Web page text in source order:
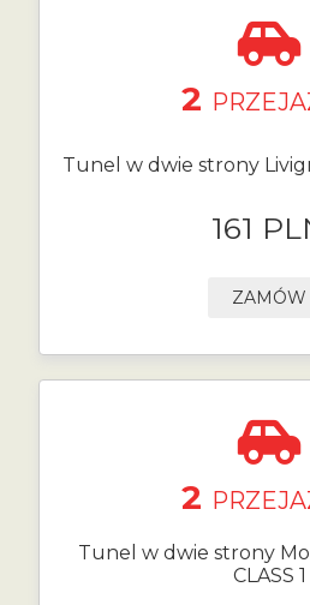
2
Tunel w dwie strony
161
ZAMÓW
2
Tunel w dwie strony
CLASS 1